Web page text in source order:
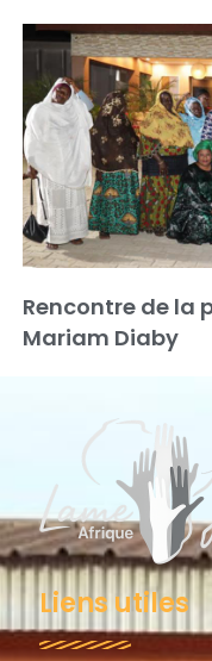
Rencontre de la
Mariam Diaby
Liens utiles